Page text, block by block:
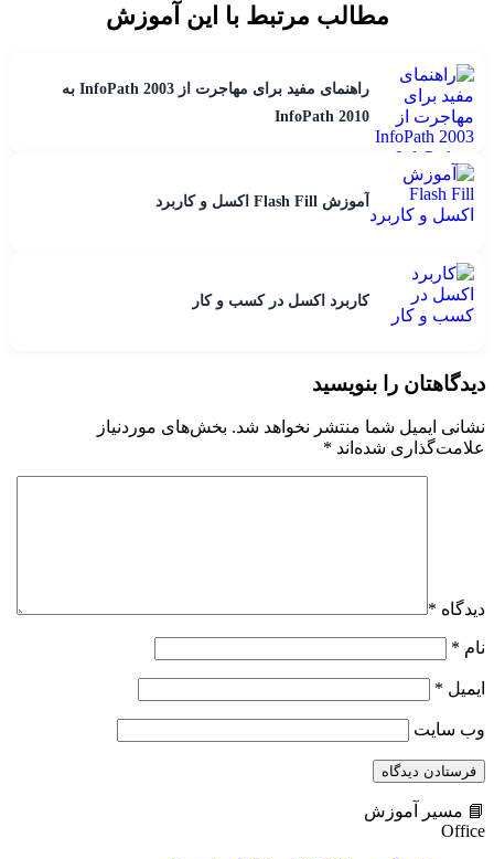
مطالب مرتبط با این آموزش
راهنمای مفید برای مهاجرت از InfoPath 2003 به
InfoPath 2010
آموزش Flash Fill اکسل و کاربرد
کاربرد اکسل در کسب و کار
دیدگاهتان را بنویسید
نشانی ایمیل شما منتشر نخواهد شد. بخش‌های موردنیاز
علامت‌گذاری شده‌اند *
دیدگاه *
نام *
ایمیل *
وب‌ سایت
📘 مسیر آموزش
Office